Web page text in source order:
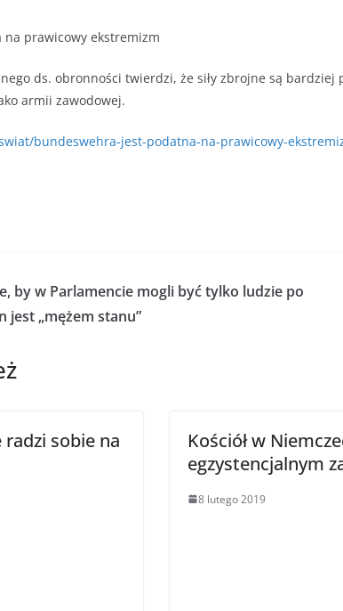
prawicowy ekstremizm
ds. obronności twierdzi, że siły zbrojne są
armii zawodowej.
bundeswehra-jest-podatna-na-prawicowy-
by w Parlamencie mogli być tylko ludzie po
jest „mężem stanu”
radzi sobie na
Kościół w
egzystencjalnym
8 lutego 2019